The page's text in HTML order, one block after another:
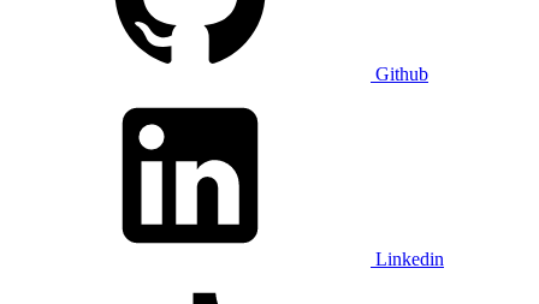
Github
Linkedin